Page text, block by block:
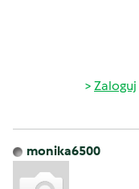
Zaloguj
monika6500